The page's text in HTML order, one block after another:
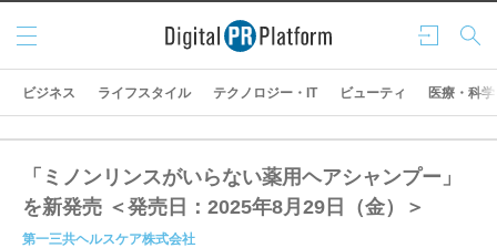
ログ
イン
検索
メニ
ュー
ビジネス ライフスタイル テクノロジー・IT ビューティ 医療・科学
「ミノンリンスがいらない薬用ヘアシャンプー」
を新発売 ＜発売日：2025年8月29日（金）＞
第一三共ヘルスケア株式会社